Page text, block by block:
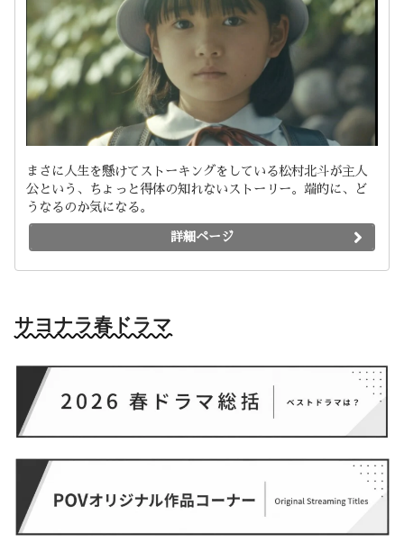
まさに人生を懸けてストーキングをしている松村北斗が主人
公という、ちょっと得体の知れないストーリー。端的に、ど
うなるのか気になる。
詳細ページ
サヨナラ春ドラマ